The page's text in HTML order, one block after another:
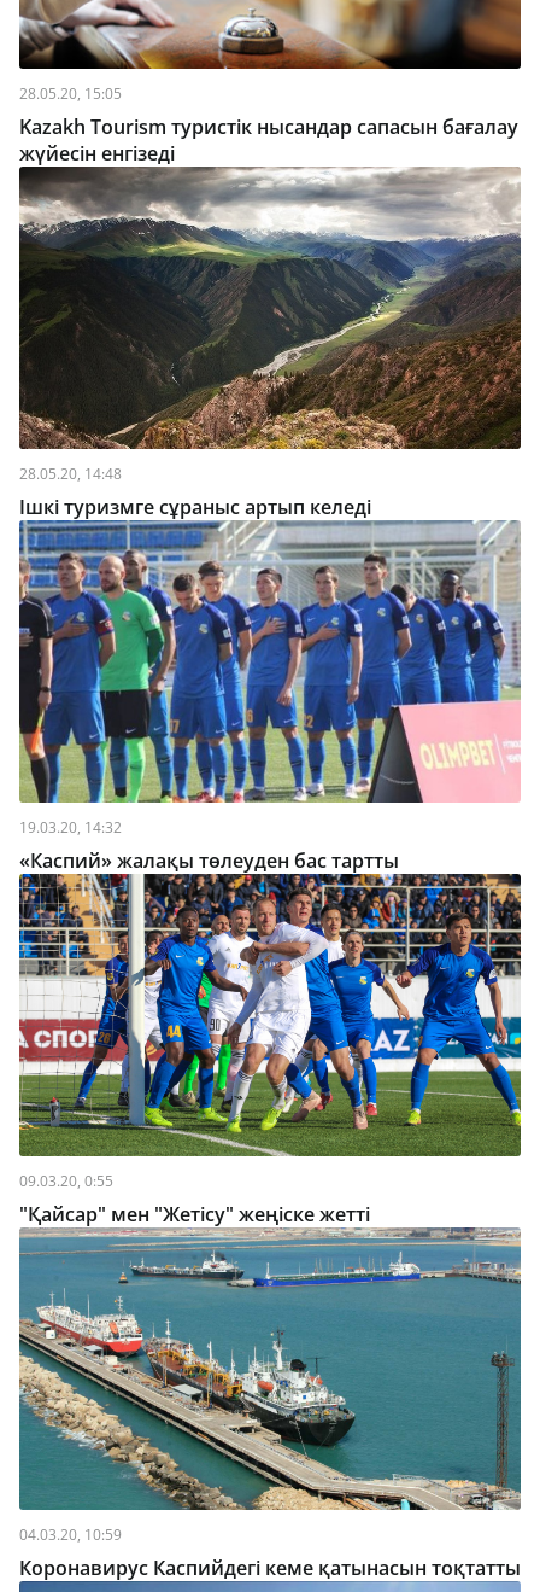
28.05.20, 15:05
Kazakh Tourism туристік нысандар сапасын бағалау
жүйесін енгізеді
28.05.20, 14:48
Ішкі туризмге сұраныс артып келеді
19.03.20, 14:32
«Каспий» жалақы төлеуден бас тартты
09.03.20, 0:55
"Қайсар" мен "Жетісу" жеңіске жетті
04.03.20, 10:59
Коронавирус Каспийдегі кеме қатынасын тоқтатты